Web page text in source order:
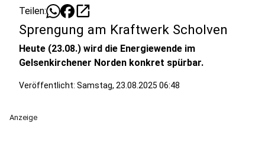
Teilen: open_in_new
Sprengung am Kraftwerk Scholven
Heute (23.08.) wird die Energiewende im
Gelsenkirchener Norden konkret spürbar.
Veröffentlicht: Samstag, 23.08.2025 06:48
Anzeige